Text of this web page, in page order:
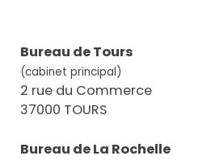
Bureau de Tours
(cabinet principal)
2 rue du Commerce
37000 TOURS
Bureau de La Rochelle